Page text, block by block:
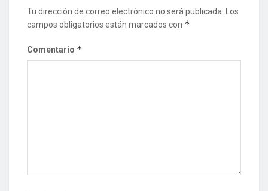
Tu dirección de correo electrónico no será publicada. Los
campos obligatorios están marcados con *
Comentario *